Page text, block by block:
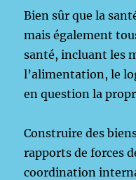
Bien sûr que la
mais également
santé, incluant les
l’alimentation, le
en question la
Construire des
rapports de forces
coordination